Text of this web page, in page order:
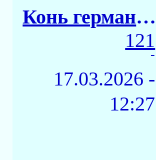
Конь германский
121
-
17.03.2026 -
12:27